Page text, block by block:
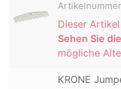
Dieser
Sehen Sie
mögliche
KRONE